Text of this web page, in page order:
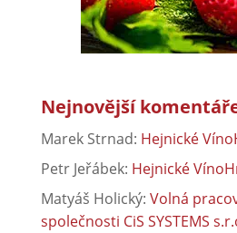
Nejnovější
Marek Strnad: Hejnické
Petr Jeřábek: Hejnické
Matyáš Holický: Volná
společnosti CiS SYSTEMS